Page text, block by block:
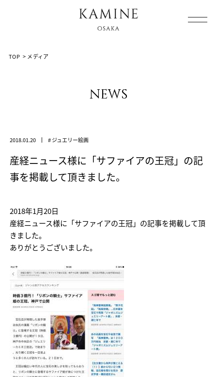
TOP > メディア
news
2018.01.20 # ジュエリー絵画
産経ニュース様に「サファイアの王冠」の記
事を掲載して頂きました。
2018年1月20日
産経ニュース様に「サファイアの王冠」の記事を掲載して頂
きました。
ありがとうございました。